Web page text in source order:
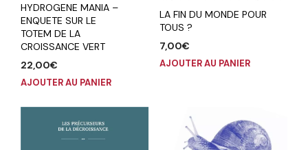
HYDROGENE MANIA –
ENQUETE SUR LE
TOTEM DE LA
CROISSANCE VERT
22,00€
AJOUTER AU PANIER
LA FIN DU MONDE POUR
TOUS ?
7,00€
AJOUTER AU PANIER